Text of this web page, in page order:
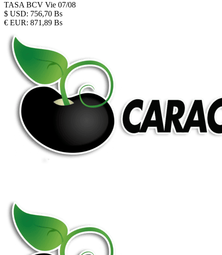
TASA BCV Vie 07/08
$ USD: 756,70 Bs
€ EUR: 871,89 Bs